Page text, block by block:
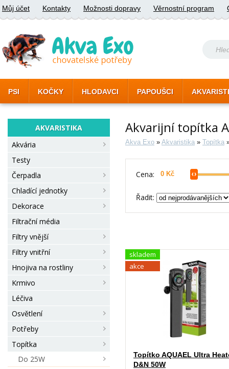
Můj účet Kontakty Možnosti dopravy Věrnostní program
PSI KOČKY HLODAVCI PAPOUŠCI
AKVARISTIKA
Akvária
Testy
Čerpadla
Chladící jednotky
Dekorace
Filtrační média
Filtry vnější
Filtry vnitřní
Hnojiva na rostliny
Krmivo
Léčiva
Osvětlení
Potřeby
Topítka
Do 25W
Akvarijní topítka
Akva Exo » Akvaristika » Topítka
Cena:
Řadit:
skladem
akce
Topítko AQUAEL Ultra
D&N 50W